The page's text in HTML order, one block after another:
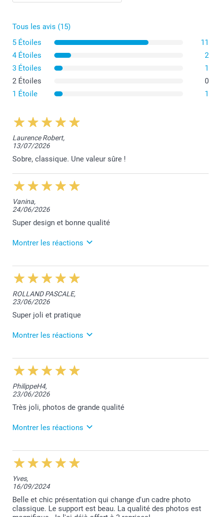
Tous les avis (15)
5 Étoiles
11
4 Étoiles
2
3 Étoiles
1
2 Étoiles
0
1 Étoile
1
Laurence Robert,
13/07/2026
Sobre, classique. Une valeur sûre !
Vanina,
24/06/2026
Super design et bonne qualité
Montrer les réactions
25/06/2026
10:24
Bonjour Vanina,
Je vous remercie pour vos 5 étoiles. Votre
satisfaction est notre priorité.
Bien à vous,
Lucie@smartphoto
ROLLAND PASCALE,
23/06/2026
Super joli et pratique
Montrer les réactions
25/06/2026
10:25
Bonjour Pascale,
Merci pour votre retour de satisfaction. Nous
sommes ravis de vous savoir satisfaite de nos
services.
Bien à vous,
PhilippeH4,
23/06/2026
Très joli, photos de grande qualité
Montrer les réactions
25/06/2026
10:27
Bonjour Philippe,
Nous sommes très heureux de vous savoir satisfait
de votre commande. Merci beaucoup!
Bien à vous,
Yves,
16/09/2024
Belle et chic présentation qui change d'un cadre photo
classique. Le support est beau. La qualité des photos est